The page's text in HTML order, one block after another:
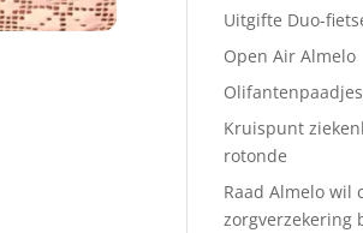
Uitgifte Duo-
Open Air Almelo
Kruispunt
rotonde
Raad Almelo wil
zorgverzekering